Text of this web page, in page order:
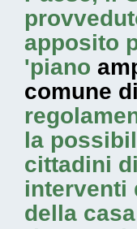
apposito
'piano
comune
la
cittadini
interventi
della